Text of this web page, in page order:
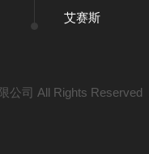
艾赛斯
公司 All Rights Reserved